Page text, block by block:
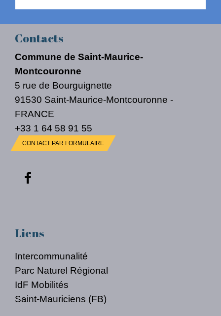
Contacts
Commune de Saint-Maurice-
Montcouronne
5 rue de Bourguignette
91530 Saint-Maurice-Montcouronne -
FRANCE
+33 1 64 58 91 55
CONTACT PAR FORMULAIRE
Liens
Intercommunalité
Parc Naturel Régional
IdF Mobilités
Saint-Mauriciens (FB)